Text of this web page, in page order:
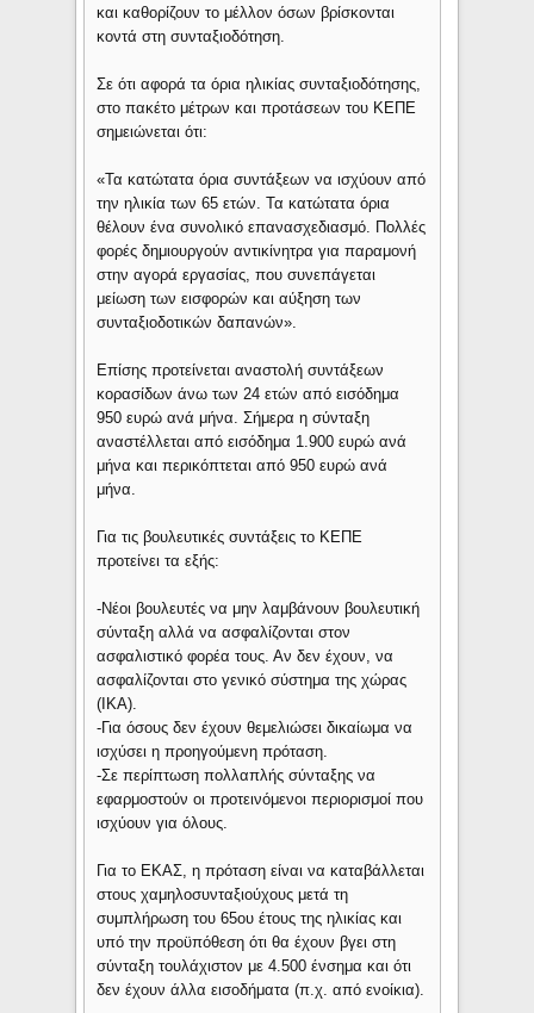
και καθορίζουν το μέλλον όσων βρίσκονται
κοντά στη συνταξιοδότηση.
Σε ότι αφορά τα όρια ηλικίας συνταξιοδότησης,
στο πακέτο μέτρων και προτάσεων του ΚΕΠΕ
σημειώνεται ότι:
«Τα κατώτατα όρια συντάξεων να ισχύουν από
την ηλικία των 65 ετών. Τα κατώτατα όρια
θέλουν ένα συνολικό επανασχεδιασμό. Πολλές
φορές δημιουργούν αντικίνητρα για παραμονή
στην αγορά εργασίας, που συνεπάγεται
μείωση των εισφορών και αύξηση των
συνταξιοδοτικών δαπανών».
Επίσης προτείνεται αναστολή συντάξεων
κορασίδων άνω των 24 ετών από εισόδημα
950 ευρώ ανά μήνα. Σήμερα η σύνταξη
αναστέλλεται από εισόδημα 1.900 ευρώ ανά
μήνα και περικόπτεται από 950 ευρώ ανά
μήνα.
Για τις βουλευτικές συντάξεις το ΚΕΠΕ
προτείνει τα εξής:
-Νέοι βουλευτές να μην λαμβάνουν βουλευτική
σύνταξη αλλά να ασφαλίζονται στον
ασφαλιστικό φορέα τους. Αν δεν έχουν, να
ασφαλίζονται στο γενικό σύστημα της χώρας
(ΙΚΑ).
-Για όσους δεν έχουν θεμελιώσει δικαίωμα να
ισχύσει η προηγούμενη πρόταση.
-Σε περίπτωση πολλαπλής σύνταξης να
εφαρμοστούν οι προτεινόμενοι περιορισμοί που
ισχύουν για όλους.
Για το ΕΚΑΣ, η πρόταση είναι να καταβάλλεται
στους χαμηλοσυνταξιούχους μετά τη
συμπλήρωση του 65ου έτους της ηλικίας και
υπό την προϋπόθεση ότι θα έχουν βγει στη
σύνταξη τουλάχιστον με 4.500 ένσημα και ότι
δεν έχουν άλλα εισοδήματα (π.χ. από ενοίκια).